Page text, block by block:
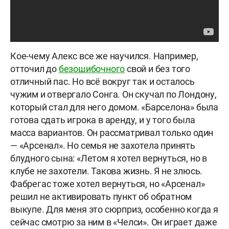
Кое-чему Алекс все же научился. Например,
отточил добезошибочногосвой и без того
отличный пас. Но всё вокруг так и осталось
чужим и отвергало Сонга. Он скучал по Лондону,
который стал для него домом. «Барселона» была
готова сдать игрока в аренду, и у того была
масса вариантов. Он рассматривал только один
— «Арсенал». Но семья не захотела принять
блудного сына: «Летом я хотел вернуться, но в
клубе не захотели. Такова жизнь. Я не злюсь.
Фабрегас тоже хотел вернуться, но «Арсенал»
решил не активировать пункт об обратном
выкупе. Для меня это сюрприз, особенно когда я
сейчас смотрю за ним в «Челси». Он играет даже